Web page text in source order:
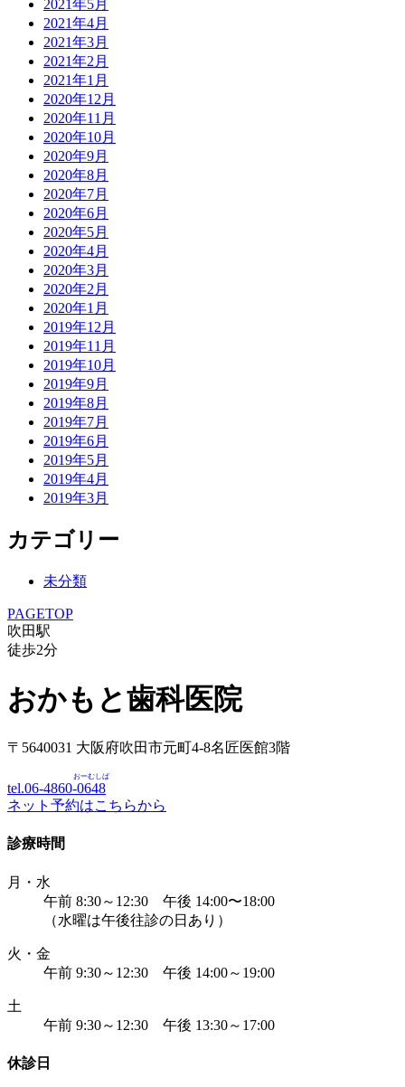
2021年5月
2021年4月
2021年3月
2021年2月
2021年1月
2020年12月
2020年11月
2020年10月
2020年9月
2020年8月
2020年7月
2020年6月
2020年5月
2020年4月
2020年3月
2020年2月
2020年1月
2019年12月
2019年11月
2019年10月
2019年9月
2019年8月
2019年7月
2019年6月
2019年5月
2019年4月
2019年3月
カテゴリー
未分類
PAGETOP
吹田駅
徒歩2分
おかもと歯科医院
〒5640031 大阪府吹田市元町4-8名匠医館3階
tel.06-4860-0648
おーむしば
ネット予約はこちらから
診療時間
月・水
午前 8:30～12:30 午後 14:00〜18:00
（水曜は午後往診の日あり）
火・金
午前 9:30～12:30 午後 14:00～19:00
土
午前 9:30～12:30 午後 13:30～17:00
休診日